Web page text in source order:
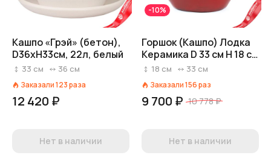
Кашпо «Грэй» (бетон),
D36xH33см, 22л, белый
33 см 36 см
Заказали123раза
12 420 ₽
Нет в наличии
-10%
Горшок (Кашпо) Лодка
Керамика D 33 см H 18 см
Красный
18 см 33 см
Заказали156раз
9 700 ₽ 10 778 ₽
Нет в наличии